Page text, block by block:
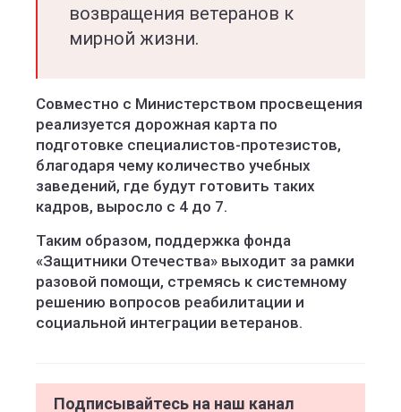
возвращения ветеранов к
мирной жизни.
Совместно с Министерством просвещения
реализуется дорожная карта по
подготовке специалистов-протезистов,
благодаря чему количество учебных
заведений, где будут готовить таких
кадров, выросло с 4 до 7.
Таким образом, поддержка фонда
«Защитники Отечества» выходит за рамки
разовой помощи, стремясь к системному
решению вопросов реабилитации и
социальной интеграции ветеранов.
Подписывайтесь на наш канал